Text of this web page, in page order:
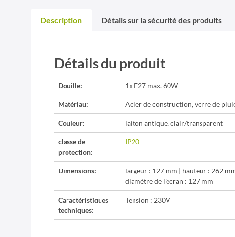
Description Détails sur la sécurité des produits
Détails du produit
Douille: 1x E27 max. 60W
Matériau: Acier de construction, verre de
Couleur: laiton antique, clair/transparent
classe de
protection:
IP20
Dimensions:
largeur : 127 mm | hauteur : 262
diamètre de l'écran : 127 mm
Caractéristiques
techniques:
Tension : 230V